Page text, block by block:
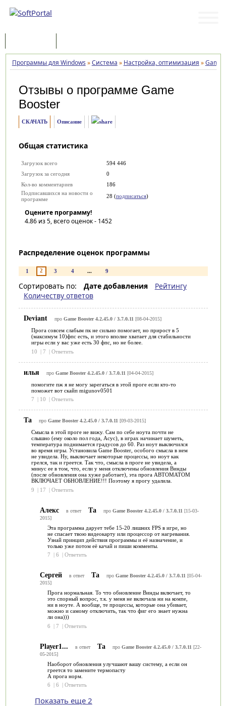
Программы для Windows »Система » Настройка, оптимизация »Game
Отзывы о программе Game
Booster
СКАЧАТЬ Описание
Общая статистика
Загрузок всего
594 446
Загрузок за сегодня
0
Кол-во комментариев
186
Подписавшихся на новости о
программе
28 (подписаться)
Оцените программу!
4.86из 5, всего оценок - 1452
Распределение оценок программы
1 2 3 4 ... 9
Сортировать по: Дате добавления
Рейтингу
Количеству ответов
Deviant про Game Booster 4.2.45.0 / 3.7.0.11 [08-04-2015]
Прога совсем слабым пк не сильно помогает, но прирост в 5
(максимум 10)фпс есть, и этого вполне хватает для стабильности
игры если у вас уже есть 30 фпс, но не более.
10
| 7 | Ответить
илья про Game Booster 4.2.45.0 / 3.7.0.11 [04-04-2015]
помогите пж я не могу зарегаться в этой проге если кто-то
поможет вот скайп migunov0501
7
| 10 | Ответить
Та про Game Booster 4.2.45.0 / 3.7.0.11 [09-03-2015]
Смысла в этой проге не вижу. Сам по себе ноута почти не
слышно (ему около пол года, Асус), в играх начинает шуметь,
температура поднимается градусов до 60. Раз ноут выключился
во время игры. Установила Game Booster, особого смысла в нем
не увидела. Ну, выключает некоторые процессы, но ноут как
грелся, так и греется. Так что, смысла в проге не увидела, а
минус ее в том, что, если у меня отключены обновления Винды
(после обновления она хуже работает), эта прога АВТОМАТОМ
ВКЛЮЧАЕТ ОБНОВЛЕНИЕ!!! Поэтому я прогу удалила.
9
| 17 | Ответить
Алекс в ответ Та про Game Booster 4.2.45.0 / 3.7.0.11 [15-03-
2015]
Эта программа дарует тебе 15-20 лишних FPS в игре, но
не спасает твою видеокарту или процессор от нагревания.
Узнай принцип действия программы и её назначение, и
только уже потом её качай и пиши комменты.
7
| 6 | Ответить
Сергей в ответ Та про Game Booster 4.2.45.0 / 3.7.0.11 [05-04-
2015]
Прога нормальная. То что обновление Винды включает, то
это спорный вопрос, т.к. у меня не включала ни на компе,
ни в ноуте. А вообще, те процессы, которые она убивает,
можно и самому отключить, так что фиг его знает нужна
ли она)))
6
| 7 | Ответить
Player1... в ответ Та про Game Booster 4.2.45.0 / 3.7.0.11 [22-
05-2015]
Наоборот обновления улучшают вашу систему, а если он
греется то замените термопасту
А прога норм.
6
| 6 | Ответить
Показать еще 2